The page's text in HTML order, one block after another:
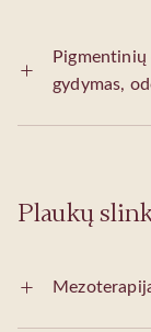
Pigmentinių
gydymas,
Plaukų